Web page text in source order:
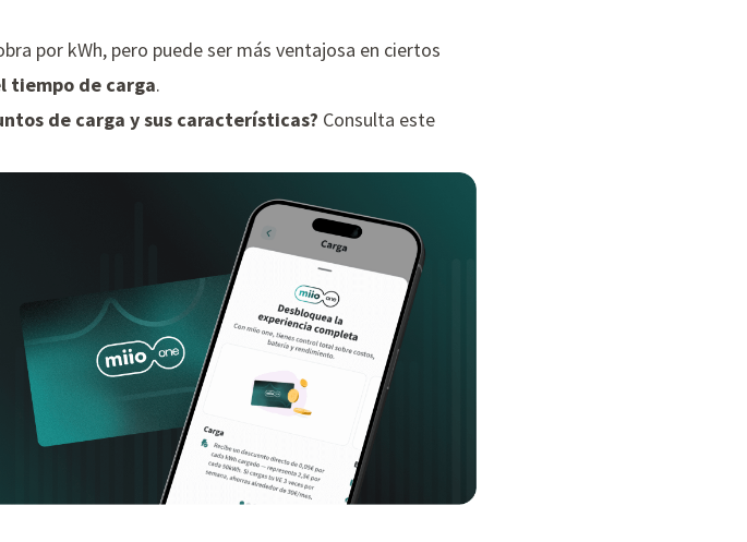
por kWh, pero puede ser más ventajosa en ciertos
tiempo de carga.
de carga y sus características? Consulta este